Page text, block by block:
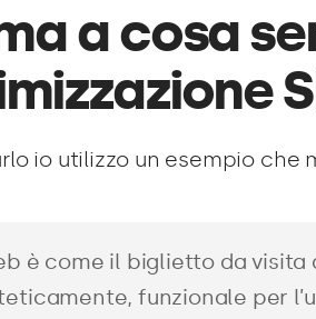
a cosa
io utilizzo un esempio che
è come il biglietto da
funzionale per